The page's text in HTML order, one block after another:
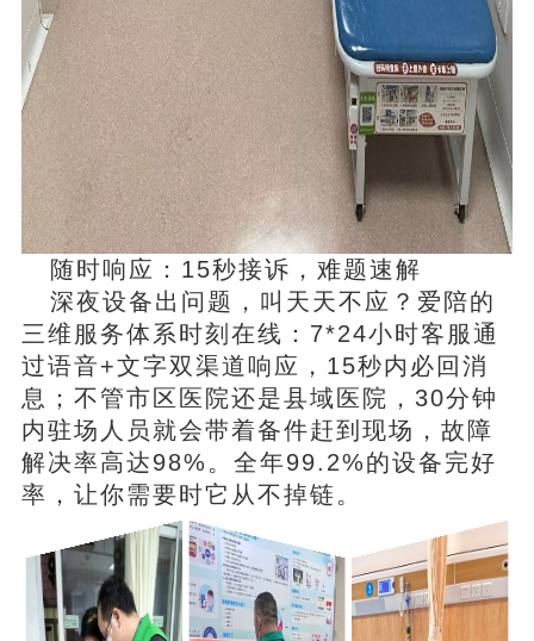
随时响应：15秒接诉，难题速解
深夜设备出问题，叫天天不应？ 爱陪的
三维服务体系时刻在线：7*24小时客服通
过语音+文字双渠道响应，15秒内必回消
息；不管市区医院还是县域医院，30分钟
内驻场人员就会带着备件赶到现场，故障
解决率高达98%。全年99.2%的设备完好
率，让你需要时它从不掉链。